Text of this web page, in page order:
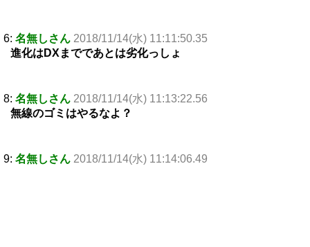
6: 名無しさん 2018/11/14(水) 11:11:50.35
進化はDXまでであとは劣化っしょ
8: 名無しさん 2018/11/14(水) 11:13:22.56
無線のゴミはやるなよ？
9: 名無しさん 2018/11/14(水) 11:14:06.49